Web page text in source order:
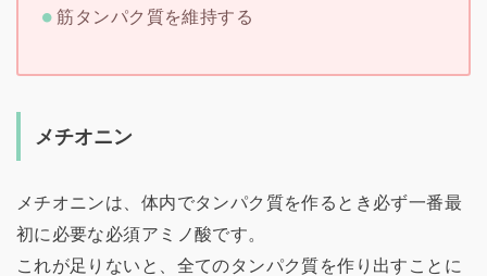
筋タンパク質を維持する
メチオニン
メチオニンは、体内でタンパク質を作るとき必ず一番最
初に必要な必須アミノ酸です。
これが足りないと、全てのタンパク質を作り出すことに